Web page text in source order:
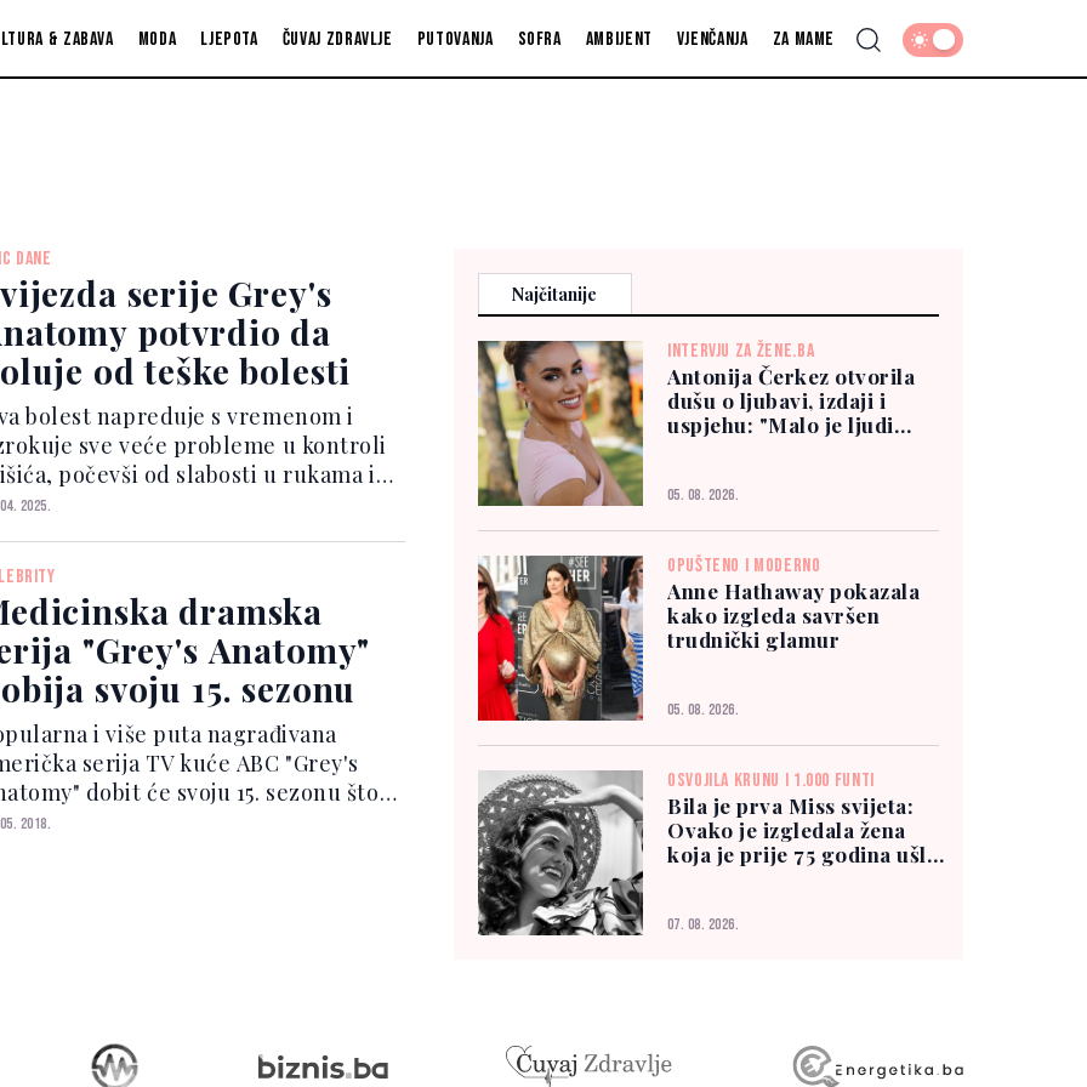
& zabava Moda Ljepota Čuvaj zdravlje Putovanja Sofra Ambijent Vjenčanja Za mame
DANE
serije Grey's
potvrdio da
od teške bolesti
bolest napreduje s vremenom i
sve veće probleme u kontroli
počevši od slabosti u rukama ili
poteškoća pri govoru ili
Dane (52) je u izjavi za People
"Dijagnostici...
2025.
dramska
"Grey's Anatomy"
svoju 15. sezonu
i više puta nagrađivana
serija TV kuće ABC "Grey's
dobit će svoju 15. sezonu što
je učiniti najdužom dramom u
2018.
Najčitanije
INTERVJU ZA ŽENE.BA
Antonija Čerkez otvorila
dušu o ljubavi, izdaji i
uspjehu: "Malo je ljudi
05. 08. 2026.
OPUŠTENO I MODERNO
Anne Hathaway pokazala
kako izgleda savršen
trudnički glamur
05. 08. 2026.
OSVOJILA KRUNU I 1.000 FUNTI
Bila je prva Miss svijeta:
Ovako je izgledala žena
koja je prije 75 godina ušla
07. 08. 2026.